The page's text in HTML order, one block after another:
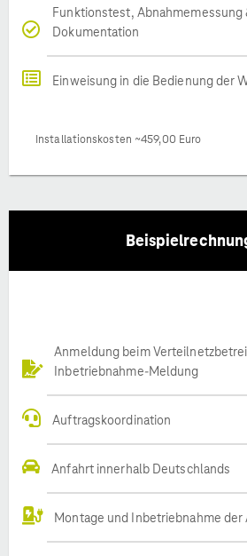
Funktionstest, Abnahmemessung
Dokumentation
Einweisung in die Bedienung der
Installationskosten ~459,00 Euro
Anmeldung beim
Inbetriebnahme-Meldung
Auftragskoordination
Anfahrt innerhalb Deutschlands
Montage und Inbetriebnahme der